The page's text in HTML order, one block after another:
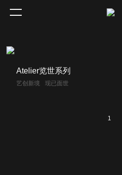
Atelier览世系列
艺创新境 现已面世
1